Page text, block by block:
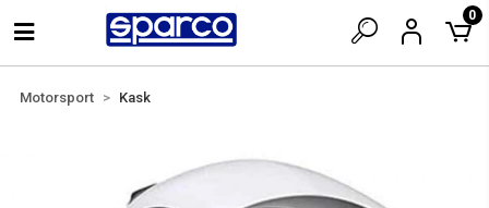
0
Motorsport Kask